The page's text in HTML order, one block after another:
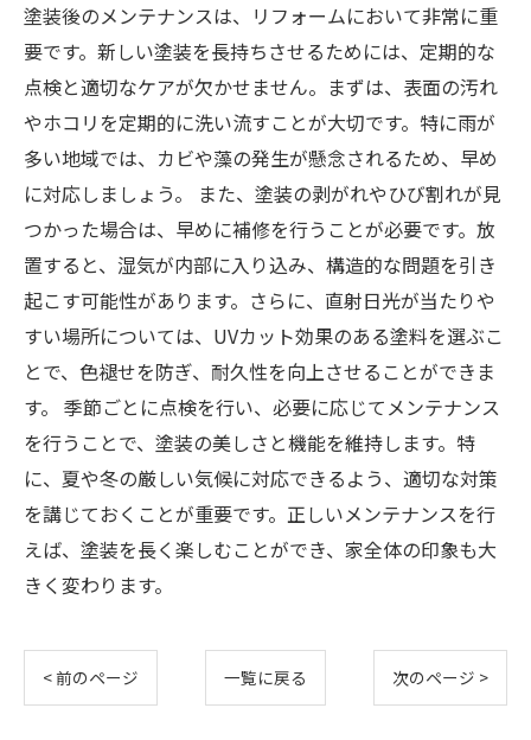
塗装後のメンテナンスは、リフォームにおいて非常に重
要です。新しい塗装を長持ちさせるためには、定期的な
点検と適切なケアが欠かせません。まずは、表面の汚れ
やホコリを定期的に洗い流すことが大切です。特に雨が
多い地域では、カビや藻の発生が懸念されるため、早め
に対応しましょう。 また、塗装の剥がれやひび割れが見
つかった場合は、早めに補修を行うことが必要です。放
置すると、湿気が内部に入り込み、構造的な問題を引き
起こす可能性があります。さらに、直射日光が当たりや
すい場所については、UVカット効果のある塗料を選ぶこ
とで、色褪せを防ぎ、耐久性を向上させることができま
す。 季節ごとに点検を行い、必要に応じてメンテナンス
を行うことで、塗装の美しさと機能を維持します。特
に、夏や冬の厳しい気候に対応できるよう、適切な対策
を講じておくことが重要です。正しいメンテナンスを行
えば、塗装を長く楽しむことができ、家全体の印象も大
きく変わります。
< 前のページ 一覧に戻る 次のページ >